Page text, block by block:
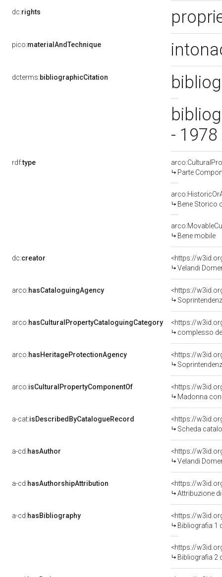
dc:rights
pico:materialAndTechnique
dcterms:bibliographicCitation
- 1978
rdf:type
Parte
Bene Storico
Bene mobile
dc:creator
<https://
Velandi
arco:hasCataloguingAgency
<https://
arco:hasCulturalPropertyCataloguingCategory
<https://
complesso
arco:hasHeritageProtectionAgency
<https://
arco:isCulturalPropertyComponentOf
<https://
Madonna con
a-cat:isDescribedByCatalogueRecord
<https://
Scheda
a-cd:hasAuthor
<https://
Velandi
a-cd:hasAuthorshipAttribution
<https://
Attribuzione di
a-cd:hasBibliography
<https://
Bibliografia 1
<https://
Bibliografia 2